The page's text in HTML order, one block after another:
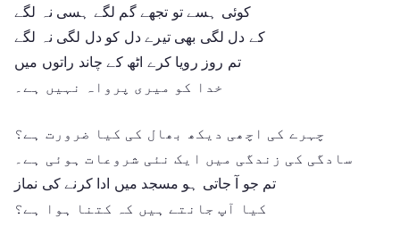
کوئی ہسے تو تجھے گم لگے ہسی نہ لگے
کے دل لگی بھی تیرے دل کو دل لگی نہ لگے
تم روز رویا کرے اٹھ کے چاند راتوں میں
خدا کو میری پرواہ نہیں ہے۔
چہرے کی اچھی دیکھ بھال کی کیا ضرورت ہے؟
سادگی کی زندگی میں ایک نئی شروعات ہوئی ہے۔
تم جو آ جاتی ہو مسجد میں ادا کرنے کی نماز
کیا آپ جانتے ہیں کہ کتنا ہوا ہے؟